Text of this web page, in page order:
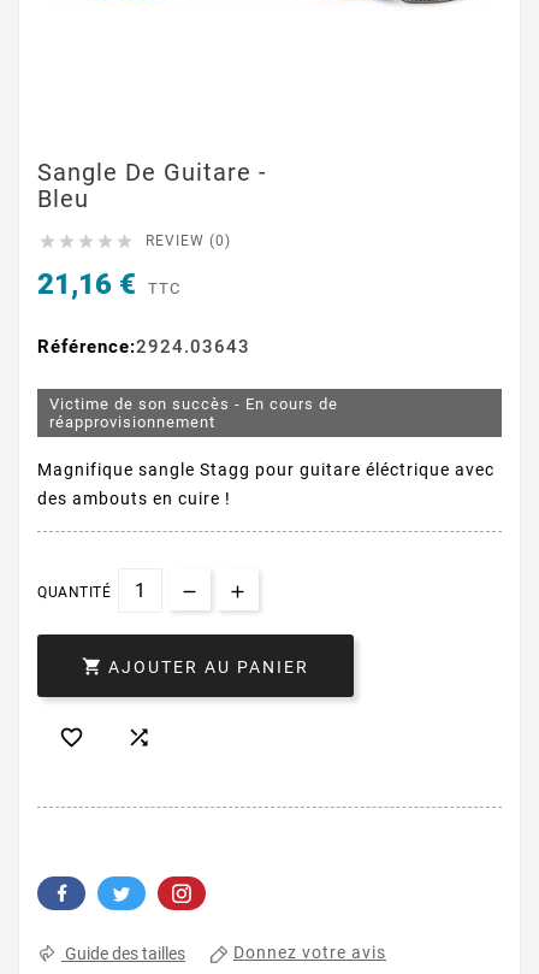
Sangle De Guitare -
Bleu
     REVIEW (0)
21,16 € TTC
Référence:2924.03643
Victime de son succès - En cours de
réapprovisionnement
Magnifique sangle Stagg pour guitare éléctrique avec
des ambouts en cuire !
QUANTITÉ
 AJOUTER AU PANIER
 
Guide des tailles Donnez votre avis